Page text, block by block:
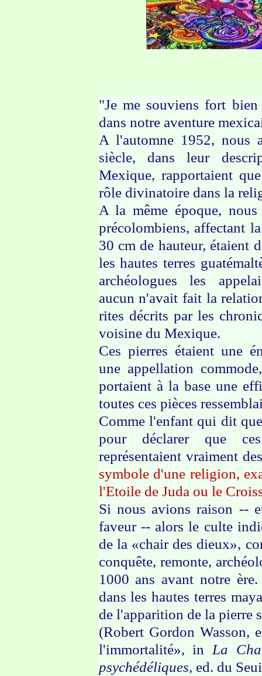
"Je me souviens fort bien
dans notre aventure
A l'automne 1952, nous
siècle, dans leur
Mexique, rapportaient
rôle divinatoire dans la
A la même époque,
précolombiens, affectant
30 cm de hauteur, étaient
les hautes terres
archéologues les
aucun n'avait fait la
rites décrits par les
voisine du Mexique.
Ces pierres étaient une
une appellation
portaient à la base une
toutes ces pièces
Comme l'enfant qui dit
pour déclarer que ces
représentaient vraiment
symbole d'une religion,
l'Etoile de Juda ou le
Si nous avions raison --
faveur -- alors le culte
de la «chair des dieux»,
conquête, remonte,
1000 ans avant notre
dans les hautes terres
de l'apparition de la pierre
(Robert Gordon Wasson,
l'immortalité», in La
psychédéliques, ed. du